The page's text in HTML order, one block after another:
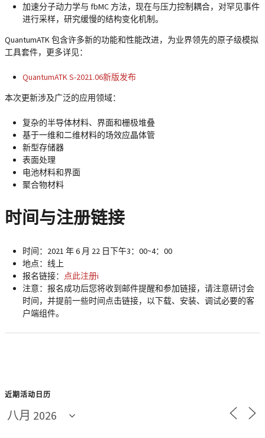
加速分子动力学与 fbMC 方法，现在与压力控制耦合，对罕见事件
进行采样，研究缓慢的结构变化机制。
QuantumATK 包含许多新的功能和性能改进，为业界领先的原子级模拟
工具套件，更多详见：
QuantumATK S-2021.06新版发布
本次更新涉及广泛的应用领域：
复杂的半导体材料、界面和栅极堆叠
基于一维和二维材料的场效应晶体管
新型存储器
表面处理
电池材料和界面
聚合物材料
时间与注册链接
时间：2021 年 6 月 22 日下午3：00~4：00
地点：线上
报名链接： 点此注册i
注意：报名成功后您将收到邮件提醒和参加链接，请注意研讨会
时间，并提前一些时间点击链接，以下载、安装、调试必要的客
户端组件。
近期活动日历